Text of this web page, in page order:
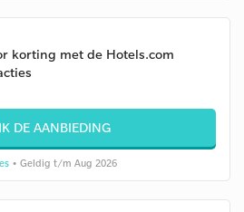
korting met de Hotels.com
DE AANBIEDING
• Geldig t/m Aug 2026